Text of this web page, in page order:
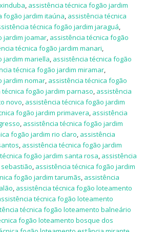
, assistência técnica fogão jardim
fogão jardim itaúna, assistência técnica
técnica fogão jardim jaraguá,
jardim joamar, assistência técnica fogão
técnica fogão jardim manari,
jardim mariella, assistência técnica fogão
técnica fogão jardim miramar,
jardim nomar, assistência técnica fogão
técnica fogão jardim parnaso, assistência
novo, assistência técnica fogão jardim
fogão jardim primavera, assistência
, assistência técnica fogão jardim
fogão jardim rio claro, assistência
, assistência técnica fogão jardim
fogão jardim santa rosa, assistência
, assistência técnica fogão jardim
fogão jardim tarumãs, assistência
, assistência técnica fogão loteamento
técnica fogão loteamento
técnica fogão loteamento balneário
fogão loteamento bosque dos